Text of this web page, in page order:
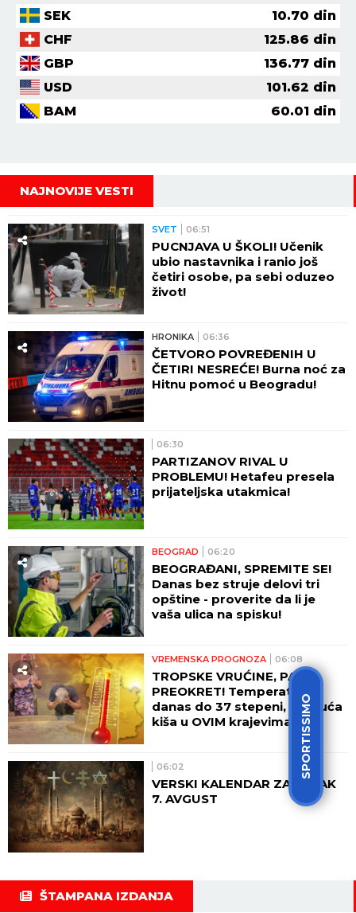
SPORTISSIMO
SEK
10.70 din
CHF
125.86 din
GBP
136.77 din
USD
101.62 din
BAM
60.01 din
NAJNOVIJE VESTI
SVET 06:51
PUCNJAVA U ŠKOLI! Učenik
ubio nastavnika i ranio još
četiri osobe, pa sebi oduzeo
život!
HRONIKA 06:36
ČETVORO POVREĐENIH U
ČETIRI NESREĆE! Burna noć za
Hitnu pomoć u Beogradu!
06:30
PARTIZANOV RIVAL U
PROBLEMU! Hetafeu presela
prijateljska utakmica!
BEOGRAD 06:20
BEOGRAĐANI, SPREMITE SE!
Danas bez struje delovi tri
opštine - proverite da li je
vaša ulica na spisku!
VREMENSKA PROGNOZA 06:08
TROPSKE VRUĆINE, PA
PREOKRET! Temperatura
danas do 37 stepeni, moguća
kiša u OVIM krajevima!
06:02
VERSKI KALENDAR ZA PETAK
7. AVGUST
ŠTAMPANA IZDANJA